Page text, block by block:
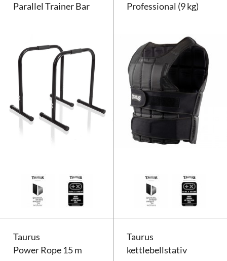
Parallel Trainer Bar
Professional (9 kg)
Taurus
Power Rope 15 m
Taurus
kettlebellstativ